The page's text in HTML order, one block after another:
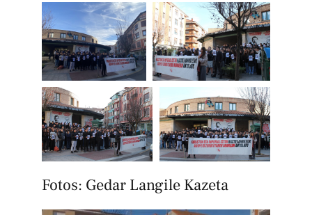
Fotos: Gedar Langile Kazeta